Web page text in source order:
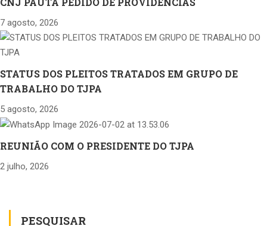
7 agosto, 2026
STATUS DOS PLEITOS TRATADOS EM GRUPO DE
TRABALHO DO TJPA
5 agosto, 2026
REUNIÃO COM O PRESIDENTE DO TJPA
2 julho, 2026
PESQUISAR